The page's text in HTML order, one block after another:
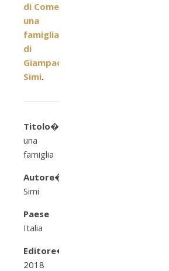
di Come
una
famiglia
di
Giampaolo
Simi.
Titolo�Come
una
famiglia
Autore�
Simi
Paese
Italia
Editore�Sellerio,
2018